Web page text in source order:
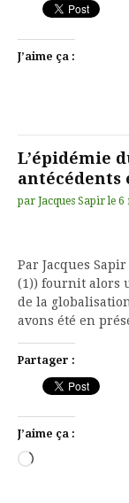
J’aime ça :
L’épidémie
antécédents
par Jacques Sapir le 6
Par Jacques
(1)) fournit alors
de la
avons été en
Partager :
J’aime ça :
Chargement…